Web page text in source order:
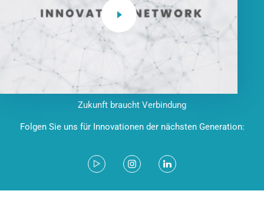
Zukunft braucht Verbindung
Folgen Sie uns für Innovationen der nächsten Generation: